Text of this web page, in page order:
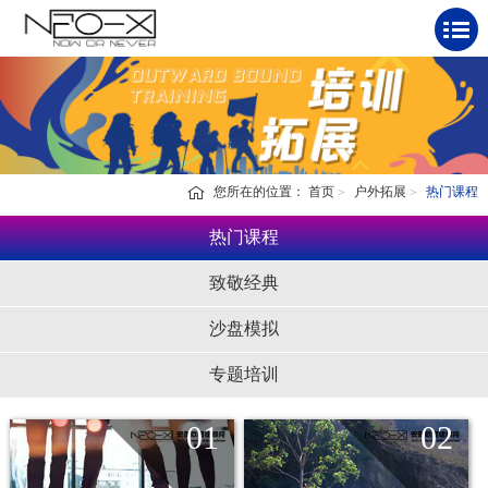
您所在的位置：首页 户外拓展 热门课程
热门课程
致敬经典
沙盘模拟
专题培训
01 02